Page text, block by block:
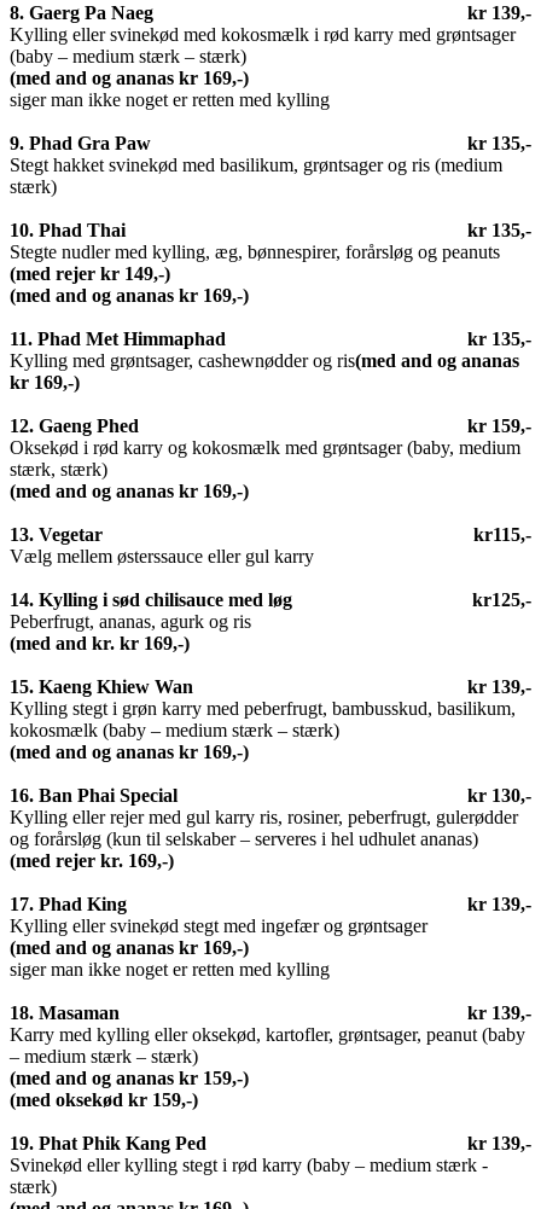
8. Gaerg Pa Naeg
kr 139,-
Kylling eller svinekød med kokosmælk i rød karry med grøntsager
(baby – medium stærk – stærk)
(med and og ananas kr 169,-)
siger man ikke noget er retten med kylling
9. Phad Gra Paw
kr 135,-
Stegt hakket svinekød med basilikum, grøntsager og ris (medium
stærk)
10. Phad Thai
kr 135,-
Stegte nudler med kylling, æg, bønnespirer, forårsløg og peanuts
(med rejer kr 149,-)
(med and og ananas kr 169,-)
11. Phad Met Himmaphad
kr 135,-
Kylling med grøntsager, cashewnødder og ris(med and og ananas
kr 169,-)
12. Gaeng Phed
kr 159,-
Oksekød i rød karry og kokosmælk med grøntsager (baby, medium
stærk, stærk)
(med and og ananas kr 169,-)
13. Vegetar kr115,-
Vælg mellem østerssauce eller gul karry
14. Kylling i sød chilisauce med løg kr125,-
Peberfrugt, ananas, agurk og ris
(med and kr. kr 169,-)
15. Kaeng Khiew Wan
kr 139,-
Kylling stegt i grøn karry med peberfrugt, bambusskud, basilikum,
kokosmælk (baby – medium stærk – stærk)
(med and og ananas kr 169,-)
16. Ban Phai Special
kr 130,-
Kylling eller rejer med gul karry ris, rosiner, peberfrugt, gulerødder
og forårsløg (kun til selskaber – serveres i hel udhulet ananas)
(med rejer kr. 169,-)
17. Phad King
kr 139,-
Kylling eller svinekød stegt med ingefær og grøntsager
(med and og ananas kr 169,-)
siger man ikke noget er retten med kylling
18. Masaman
kr 139,-
Karry med kylling eller oksekød, kartofler, grøntsager, peanut (baby
– medium stærk – stærk)
(med and og ananas kr 159,-)
(med oksekød kr 159,-)
19. Phat Phik Kang Ped
kr 139,-
Svinekød eller kylling stegt i rød karry (baby – medium stærk -
stærk)